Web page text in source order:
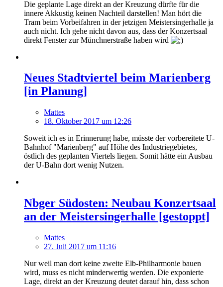
Die geplante Lage direkt an der Kreuzung dürfte für die
innere Akkustig keinen Nachteil darstellen! Man hört die
Tram beim Vorbeifahren in der jetzigen Meistersingerhalle ja
auch nicht. Ich gehe nicht davon aus, dass der Konzertsaal
direkt Fenster zur Münchnerstraße haben wird
Neues Stadtviertel beim Marienberg
[in Planung]
Mattes
18. Oktober 2017 um 12:26
Soweit ich es in Erinnerung habe, müsste der vorbereitete U-
Bahnhof "Marienberg" auf Höhe des Industriegebietes,
östlich des geplanten Viertels liegen. Somit hätte ein Ausbau
der U-Bahn dort wenig Nutzen.
Nbger Südosten: Neubau Konzertsaal
an der Meistersingerhalle [gestoppt]
Mattes
27. Juli 2017 um 11:16
Nur weil man dort keine zweite Elb-Philharmonie bauen
wird, muss es nicht minderwertig werden. Die exponierte
Lage, direkt an der Kreuzung deutet darauf hin, dass schon